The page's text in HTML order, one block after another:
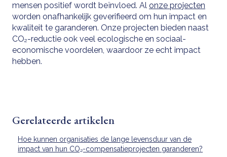
mensen positief wordt beïnvloed. Al onze projecten
worden onafhankelijk geverifieerd om hun impact en
kwaliteit te garanderen. Onze projecten bieden naast
CO₂-reductie ook veel ecologische en sociaal-
economische voordelen, waardoor ze echt impact
hebben.
Gerelateerde artikelen
Hoe kunnen organisaties de lange levensduur van de
impact van hun CO₂-compensatieprojecten garanderen?